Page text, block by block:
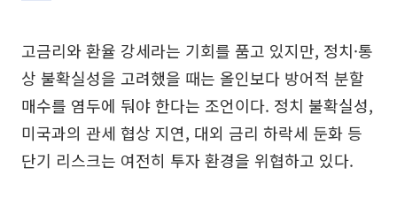
고금리와 환율 강세라는 기회를 품고 있지만, 정치·통
상 불확실성을 고려했을 때는 올인보다 방어적 분할
매수를 염두에 둬야 한다는 조언이다. 정치 불확실성,
미국과의 관세 협상 지연, 대외 금리 하락세 둔화 등
단기 리스크는 여전히 투자 환경을 위협하고 있다.